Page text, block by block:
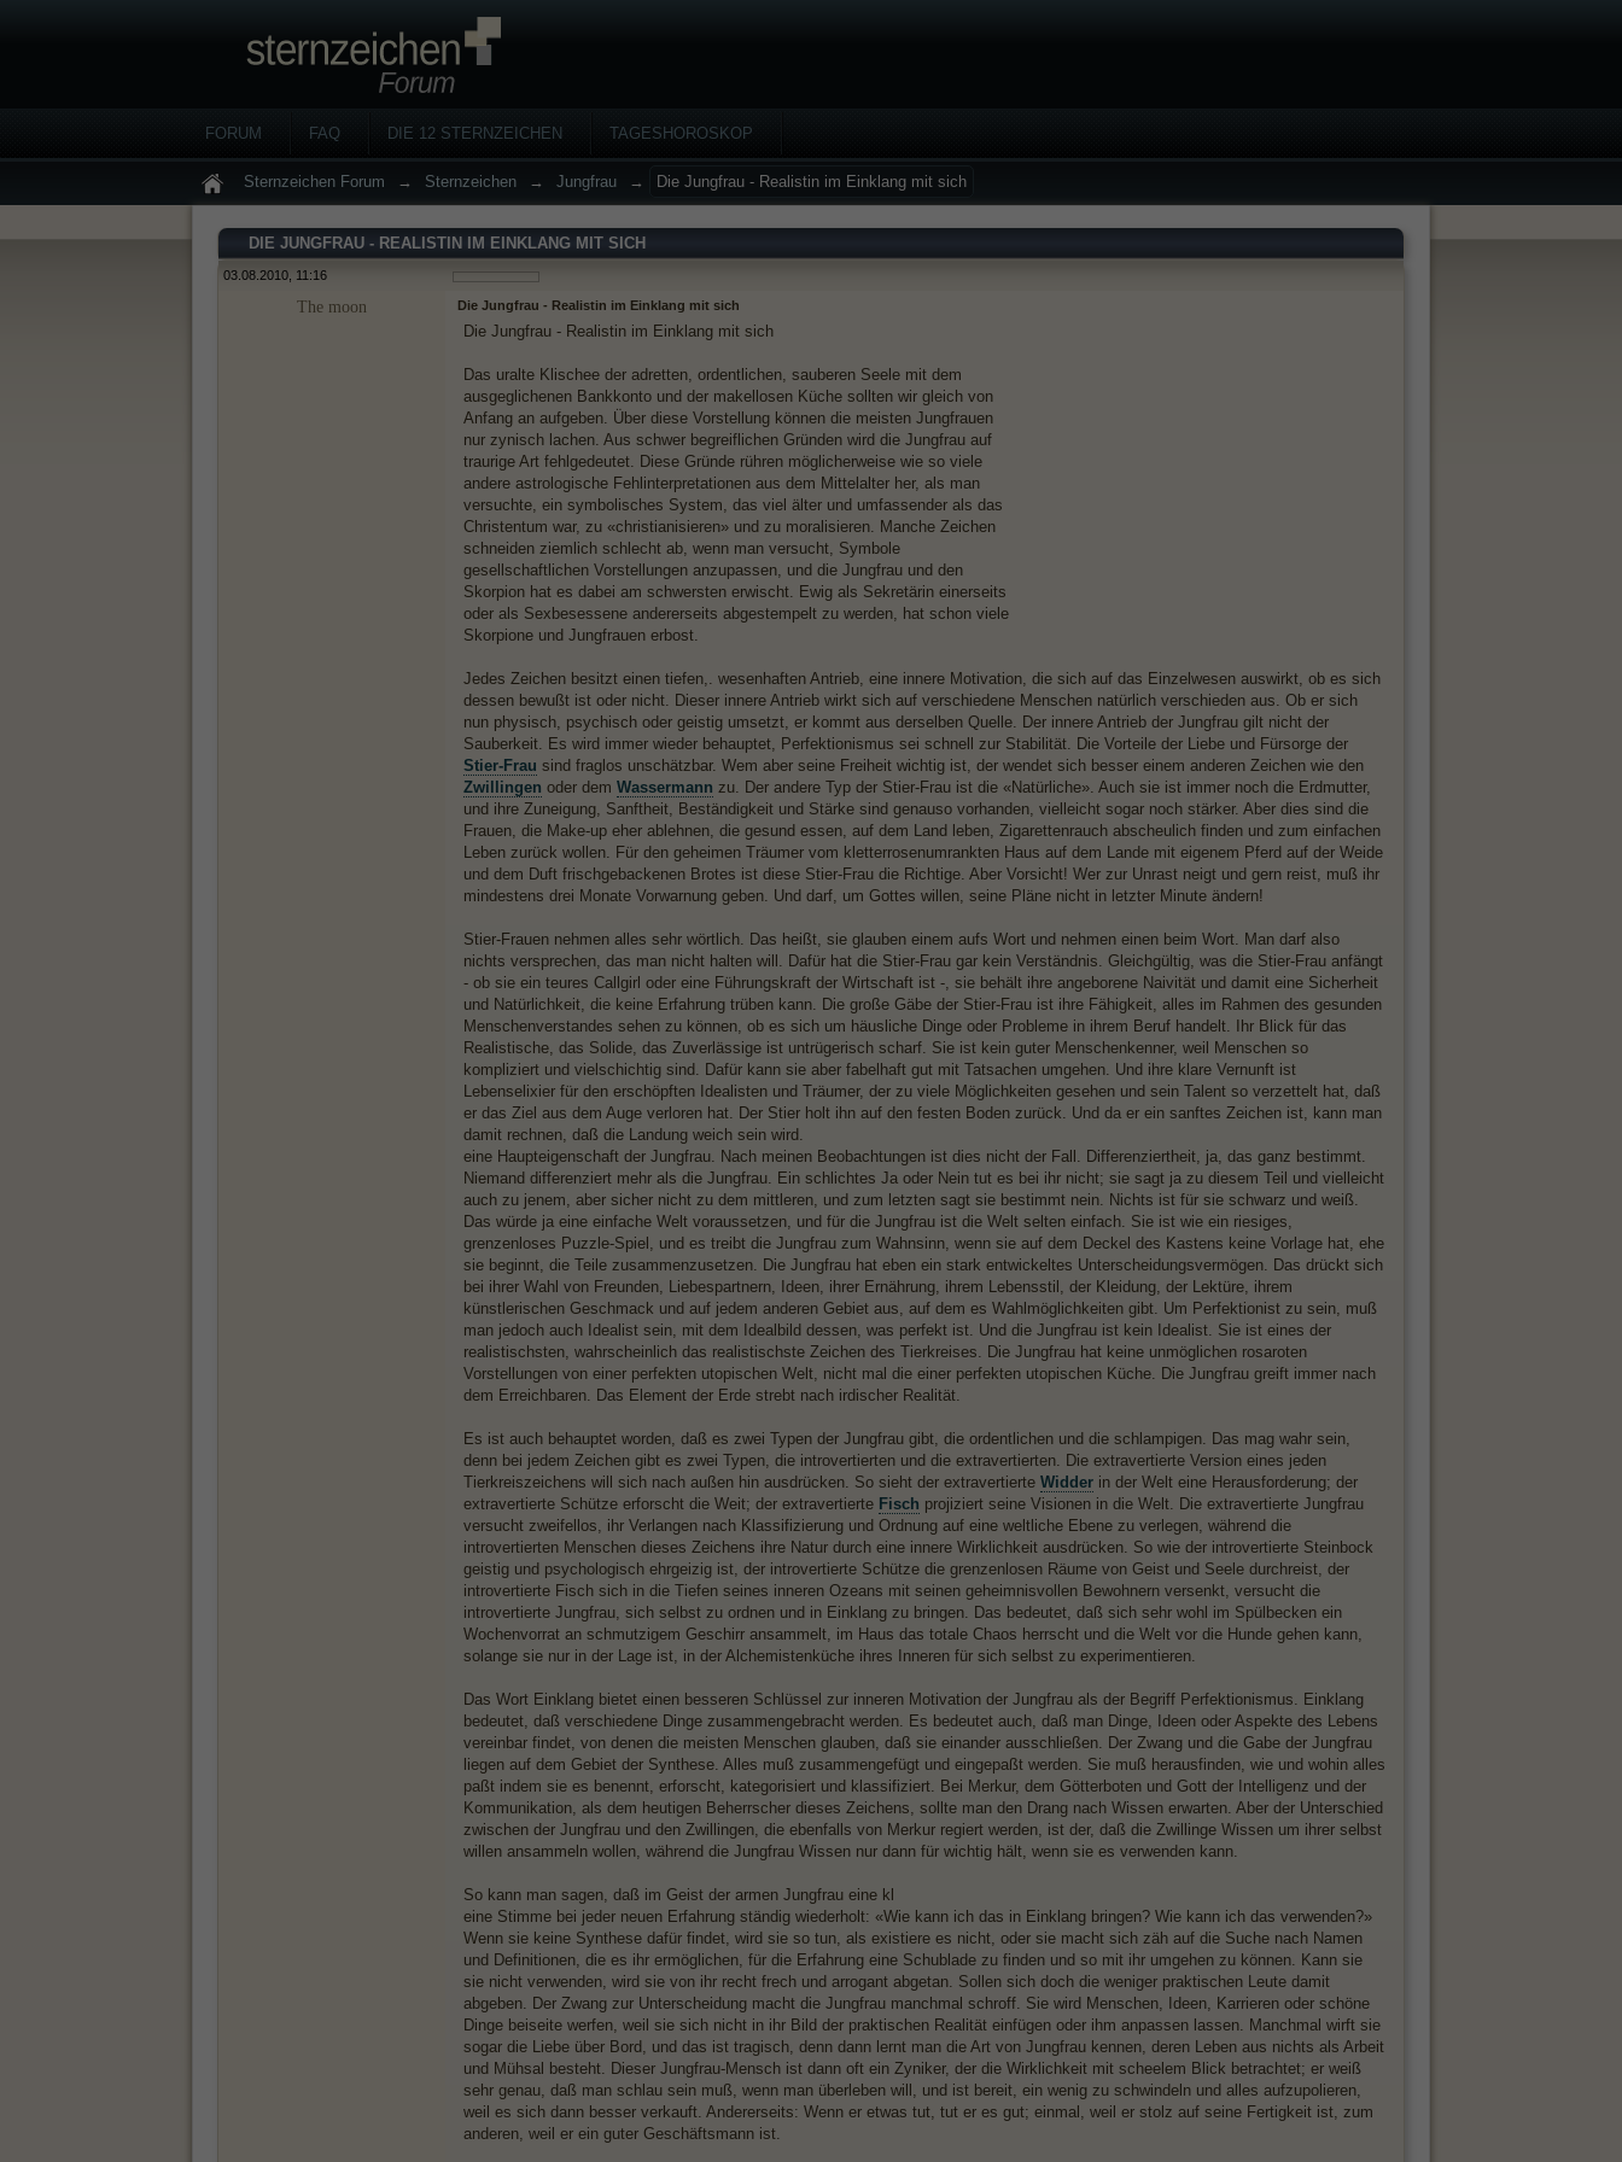
FORUM FAQ DIE 12 STERNZEICHEN TAGESHOROSKOP
Sternzeichen Forum → Sternzeichen → Jungfrau → Die Jungfrau - Realistin im Einklang mit sich
DIE JUNGFRAU - REALISTIN IM EINKLANG MIT SICH
03.08.2010, 11:16
The moon Die Jungfrau - Realistin im Einklang mit sich
Die Jungfrau - Realistin im Einklang mit sich
Das uralte Klischee der adretten, ordentlichen, sauberen Seele mit dem
ausgeglichenen Bankkonto und der makellosen Küche sollten wir gleich von
Anfang an aufgeben. Über diese Vorstellung können die meisten Jungfrauen
nur zynisch lachen. Aus schwer begreiflichen Gründen wird die Jungfrau auf
traurige Art fehlgedeutet. Diese Gründe rühren möglicherweise wie so viele
andere astrologische Fehlinterpretationen aus dem Mittelalter her, als man
versuchte, ein symbolisches System, das viel älter und umfassender als das
Christentum war, zu «christianisieren» und zu moralisieren. Manche Zeichen
schneiden ziemlich schlecht ab, wenn man versucht, Symbole
gesellschaftlichen Vorstellungen anzupassen, und die Jungfrau und den
Skorpion hat es dabei am schwersten erwischt. Ewig als Sekretärin einerseits
oder als Sexbesessene andererseits abgestempelt zu werden, hat schon viele
Skorpione und Jungfrauen erbost.
Jedes Zeichen besitzt einen tiefen,. wesenhaften Antrieb, eine innere Motivation, die sich auf das Einzelwesen auswirkt, ob es sich
dessen bewußt ist oder nicht. Dieser innere Antrieb wirkt sich auf verschiedene Menschen natürlich verschieden aus. Ob er sich
nun physisch, psychisch oder geistig umsetzt, er kommt aus derselben Quelle. Der innere Antrieb der Jungfrau gilt nicht der
Sauberkeit. Es wird immer wieder behauptet, Perfektionismus sei schnell zur Stabilität. Die Vorteile der Liebe und Fürsorge der
Stier-Frau sind fraglos unschätzbar. Wem aber seine Freiheit wichtig ist, der wendet sich besser einem anderen Zeichen wie den
Zwillingen oder dem Wassermann zu. Der andere Typ der Stier-Frau ist die «Natürliche». Auch sie ist immer noch die Erdmutter,
und ihre Zuneigung, Sanftheit, Beständigkeit und Stärke sind genauso vorhanden, vielleicht sogar noch stärker. Aber dies sind die
Frauen, die Make-up eher ablehnen, die gesund essen, auf dem Land leben, Zigarettenrauch abscheulich finden und zum einfachen
Leben zurück wollen. Für den geheimen Träumer vom kletterrosenumrankten Haus auf dem Lande mit eigenem Pferd auf der Weide
und dem Duft frischgebackenen Brotes ist diese Stier-Frau die Richtige. Aber Vorsicht! Wer zur Unrast neigt und gern reist, muß ihr
mindestens drei Monate Vorwarnung geben. Und darf, um Gottes willen, seine Pläne nicht in letzter Minute ändern!
Stier-Frauen nehmen alles sehr wörtlich. Das heißt, sie glauben einem aufs Wort und nehmen einen beim Wort. Man darf also
nichts versprechen, das man nicht halten will. Dafür hat die Stier-Frau gar kein Verständnis. Gleichgültig, was die Stier-Frau anfängt
- ob sie ein teures Callgirl oder eine Führungskraft der Wirtschaft ist -, sie behält ihre angeborene Naivität und damit eine Sicherheit
und Natürlichkeit, die keine Erfahrung trüben kann. Die große Gäbe der Stier-Frau ist ihre Fähigkeit, alles im Rahmen des gesunden
Menschenverstandes sehen zu können, ob es sich um häusliche Dinge oder Probleme in ihrem Beruf handelt. Ihr Blick für das
Realistische, das Solide, das Zuverlässige ist untrügerisch scharf. Sie ist kein guter Menschenkenner, weil Menschen so
kompliziert und vielschichtig sind. Dafür kann sie aber fabelhaft gut mit Tatsachen umgehen. Und ihre klare Vernunft ist
Lebenselixier für den erschöpften Idealisten und Träumer, der zu viele Möglichkeiten gesehen und sein Talent so verzettelt hat, daß
er das Ziel aus dem Auge verloren hat. Der Stier holt ihn auf den festen Boden zurück. Und da er ein sanftes Zeichen ist, kann man
damit rechnen, daß die Landung weich sein wird.
eine Haupteigenschaft der Jungfrau. Nach meinen Beobachtungen ist dies nicht der Fall. Differenziertheit, ja, das ganz bestimmt.
Niemand differenziert mehr als die Jungfrau. Ein schlichtes Ja oder Nein tut es bei ihr nicht; sie sagt ja zu diesem Teil und vielleicht
auch zu jenem, aber sicher nicht zu dem mittleren, und zum letzten sagt sie bestimmt nein. Nichts ist für sie schwarz und weiß.
Das würde ja eine einfache Welt voraussetzen, und für die Jungfrau ist die Welt selten einfach. Sie ist wie ein riesiges,
grenzenloses Puzzle-Spiel, und es treibt die Jungfrau zum Wahnsinn, wenn sie auf dem Deckel des Kastens keine Vorlage hat, ehe
sie beginnt, die Teile zusammenzusetzen. Die Jungfrau hat eben ein stark entwickeltes Unterscheidungsvermögen. Das drückt sich
bei ihrer Wahl von Freunden, Liebespartnern, Ideen, ihrer Ernährung, ihrem Lebensstil, der Kleidung, der Lektüre, ihrem
künstlerischen Geschmack und auf jedem anderen Gebiet aus, auf dem es Wahlmöglichkeiten gibt. Um Perfektionist zu sein, muß
man jedoch auch Idealist sein, mit dem Idealbild dessen, was perfekt ist. Und die Jungfrau ist kein Idealist. Sie ist eines der
realistischsten, wahrscheinlich das realistischste Zeichen des Tierkreises. Die Jungfrau hat keine unmöglichen rosaroten
Vorstellungen von einer perfekten utopischen Welt, nicht mal die einer perfekten utopischen Küche. Die Jungfrau greift immer nach
dem Erreichbaren. Das Element der Erde strebt nach irdischer Realität.
Es ist auch behauptet worden, daß es zwei Typen der Jungfrau gibt, die ordentlichen und die schlampigen. Das mag wahr sein,
denn bei jedem Zeichen gibt es zwei Typen, die introvertierten und die extravertierten. Die extravertierte Version eines jeden
Tierkreiszeichens will sich nach außen hin ausdrücken. So sieht der extravertierte Widder in der Welt eine Herausforderung; der
extravertierte Schütze erforscht die Weit; der extravertierte Fisch projiziert seine Visionen in die Welt. Die extravertierte Jungfrau
versucht zweifellos, ihr Verlangen nach Klassifizierung und Ordnung auf eine weltliche Ebene zu verlegen, während die
introvertierten Menschen dieses Zeichens ihre Natur durch eine innere Wirklichkeit ausdrücken. So wie der introvertierte Steinbock
geistig und psychologisch ehrgeizig ist, der introvertierte Schütze die grenzenlosen Räume von Geist und Seele durchreist, der
introvertierte Fisch sich in die Tiefen seines inneren Ozeans mit seinen geheimnisvollen Bewohnern versenkt, versucht die
introvertierte Jungfrau, sich selbst zu ordnen und in Einklang zu bringen. Das bedeutet, daß sich sehr wohl im Spülbecken ein
Wochenvorrat an schmutzigem Geschirr ansammelt, im Haus das totale Chaos herrscht und die Welt vor die Hunde gehen kann,
solange sie nur in der Lage ist, in der Alchemistenküche ihres Inneren für sich selbst zu experimentieren.
Das Wort Einklang bietet einen besseren Schlüssel zur inneren Motivation der Jungfrau als der Begriff Perfektionismus. Einklang
bedeutet, daß verschiedene Dinge zusammengebracht werden. Es bedeutet auch, daß man Dinge, Ideen oder Aspekte des Lebens
vereinbar findet, von denen die meisten Menschen glauben, daß sie einander ausschließen. Der Zwang und die Gabe der Jungfrau
liegen auf dem Gebiet der Synthese. Alles muß zusammengefügt und eingepaßt werden. Sie muß herausfinden, wie und wohin alles
paßt indem sie es benennt, erforscht, kategorisiert und klassifiziert. Bei Merkur, dem Götterboten und Gott der Intelligenz und der
Kommunikation, als dem heutigen Beherrscher dieses Zeichens, sollte man den Drang nach Wissen erwarten. Aber der Unterschied
zwischen der Jungfrau und den Zwillingen, die ebenfalls von Merkur regiert werden, ist der, daß die Zwillinge Wissen um ihrer selbst
willen ansammeln wollen, während die Jungfrau Wissen nur dann für wichtig hält, wenn sie es verwenden kann.
So kann man sagen, daß im Geist der armen Jungfrau eine kl
eine Stimme bei jeder neuen Erfahrung ständig wiederholt: «Wie kann ich das in Einklang bringen? Wie kann ich das verwenden?»
Wenn sie keine Synthese dafür findet, wird sie so tun, als existiere es nicht, oder sie macht sich zäh auf die Suche nach Namen
und Definitionen, die es ihr ermöglichen, für die Erfahrung eine Schublade zu finden und so mit ihr umgehen zu können. Kann sie
sie nicht verwenden, wird sie von ihr recht frech und arrogant abgetan. Sollen sich doch die weniger praktischen Leute damit
abgeben. Der Zwang zur Unterscheidung macht die Jungfrau manchmal schroff. Sie wird Menschen, Ideen, Karrieren oder schöne
Dinge beiseite werfen, weil sie sich nicht in ihr Bild der praktischen Realität einfügen oder ihm anpassen lassen. Manchmal wirft sie
sogar die Liebe über Bord, und das ist tragisch, denn dann lernt man die Art von Jungfrau kennen, deren Leben aus nichts als Arbeit
und Mühsal besteht. Dieser Jungfrau-Mensch ist dann oft ein Zyniker, der die Wirklichkeit mit scheelem Blick betrachtet; er weiß
sehr genau, daß man schlau sein muß, wenn man überleben will, und ist bereit, ein wenig zu schwindeln und alles aufzupolieren,
weil es sich dann besser verkauft. Andererseits: Wenn er etwas tut, tut er es gut; einmal, weil er stolz auf seine Fertigkeit ist, zum
anderen, weil er ein guter Geschäftsmann ist.